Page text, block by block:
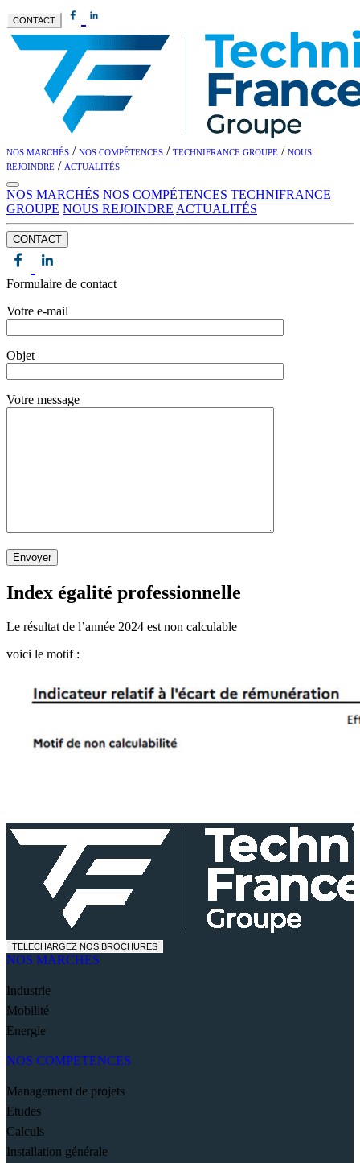
CONTACT
NOS MARCHÉS / NOS COMPÉTENCES / TECHNIFRANCE GROUPE / NOUS
REJOINDRE / ACTUALITÉS
NOS MARCHÉS NOS COMPÉTENCES TECHNIFRANCE
GROUPE NOUS REJOINDRE ACTUALITÉS
CONTACT
Formulaire de contact
Votre e-mail
Objet
Votre message
Envoyer
Index égalité professionnelle
Le résultat de l’année 2024 est non calculable
voici le motif :
TELECHARGEZ NOS BROCHURES
NOS MARCHES
Industrie
Mobilité
Energie
NOS COMPETENCES
Management de projets
Etudes
Calculs
Installation générale